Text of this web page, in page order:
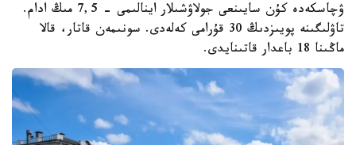
ۋچاسكەدە كۇن سايىنعى جولاۋشىلار اينالىمى - 7,5 مىڭ ادام.
تاۋلىگىنە پويىزدىڭ 30 قۇرامى كەلەدى. سونىمەن قاتار، قالا
ماڭىنا 18 باعدار قاتىنايدى.